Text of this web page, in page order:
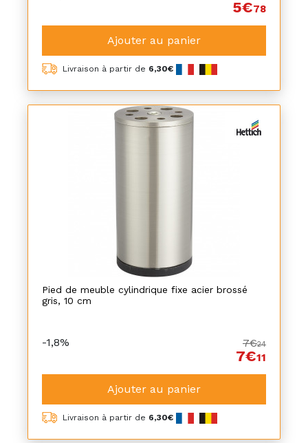
5€78
Ajouter au panier
Livraison à partir de 6,30€
Pied de meuble cylindrique fixe acier brossé
gris, 10 cm
-1,8% 7€24
7€11
Ajouter au panier
Livraison à partir de 6,30€